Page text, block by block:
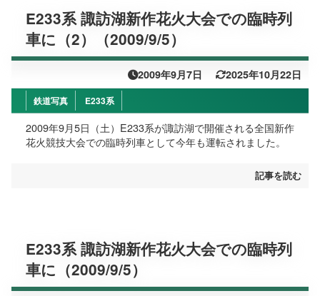
E233系 諏訪湖新作花火大会での臨時列
車に（2）（2009/9/5）
2009年9月7日 2025年10月22日
鉄道写真 E233系
2009年9月5日（土）E233系が諏訪湖で開催される全国新作
花火競技大会での臨時列車として今年も運転されました。
記事を読む
E233系 諏訪湖新作花火大会での臨時列
車に（2009/9/5）